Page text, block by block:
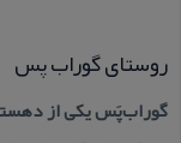
روستای گوراب پس
گوراب‌پَس یكی از